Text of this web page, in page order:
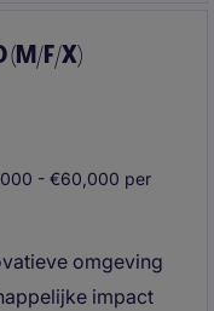
(M/F/X)
- €60,000 per
omgeving
impact